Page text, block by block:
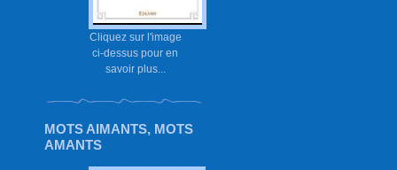
Cliquez sur l'image
ci-dessus pour en
savoir plus...
MOTS AIMANTS, MOTS
AMANTS